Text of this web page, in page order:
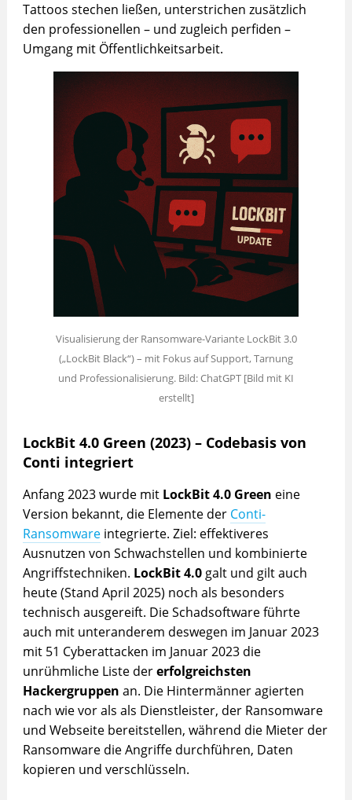
Tattoos stechen ließen, unterstrichen zusätzlich
den professionellen – und zugleich perfiden –
Umgang mit Öffentlichkeitsarbeit.
Visualisierung der Ransomware-Variante LockBit 3.0
(„LockBit Black“) – mit Fokus auf Support, Tarnung
und Professionalisierung. Bild: ChatGPT [Bild mit KI
erstellt]
LockBit 4.0 Green (2023) – Codebasis von
Conti integriert
Anfang 2023 wurde mit LockBit 4.0 Green eine
Version bekannt, die Elemente der Conti-
Ransomwareintegrierte. Ziel: effektiveres
Ausnutzen von Schwachstellen und kombinierte
Angriffstechniken. LockBit 4.0galt und gilt auch
heute (Stand April 2025) noch als besonders
technisch ausgereift. Die Schadsoftware führte
auch mit unteranderem deswegen im Januar 2023
mit 51 Cyberattacken im Januar 2023 die
unrühmliche Liste dererfolgreichsten
Hackergruppen an. Die Hintermänner agierten
nach wie vor als als Dienstleister, der Ransomware
und Webseite bereitstellen, während die Mieter der
Ransomware die Angriffe durchführen, Daten
kopieren und verschlüsseln.